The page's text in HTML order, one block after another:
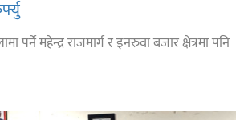
पर्ने महेन्द्र राजमार्ग र इनरुवा बजार क्षेत्रमा पनि